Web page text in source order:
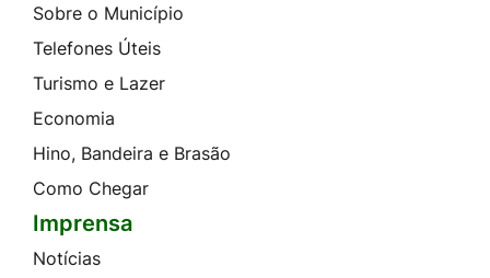
Sobre o Município
Telefones Úteis
Turismo e Lazer
Economia
Hino, Bandeira e Brasão
Como Chegar
Imprensa
Notícias